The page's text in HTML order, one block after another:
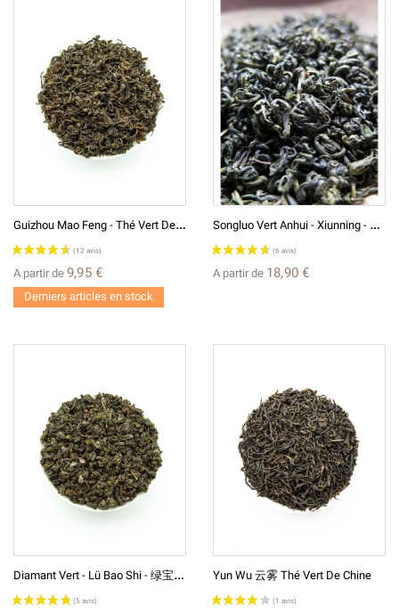
G
Uizhou Mao Feng - Thé Vert De Chine
A partir de 9,95 €
Derniers articles en stock
S
Ongluo Vert Anhui - Xiunning - Thé Vert De Chine
A partir de 18,90 €
D
Iamant Vert - Lü Bao Shi - 绿宝石 Thé Vert De Chine Yun Wu 云雾 Thé Vert De Chine